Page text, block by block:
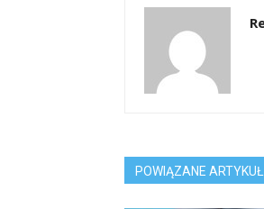
POWIĄZANE